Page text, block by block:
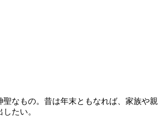
なもの。昔は年末ともなれば、家族や親
たい。